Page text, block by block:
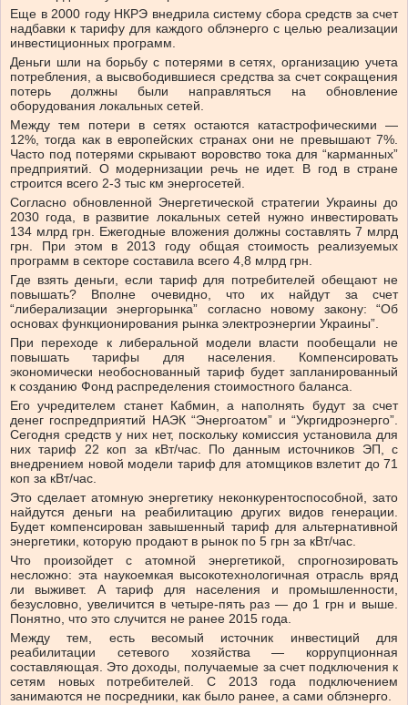
Еще в 2000 году НКРЭ внедрила систему сбора средств за счет
надбавки к тарифу для каждого облэнерго с целью реализации
инвестиционных программ.
Деньги шли на борьбу с потерями в сетях, организацию учета
потребления, а высвободившиеся средства за счет сокращения
потерь должны были направляться на обновление
оборудования локальных сетей.
Между тем потери в сетях остаются катастрофическими —
12%, тогда как в европейских странах они не превышают 7%.
Часто под потерями скрывают воровство тока для “карманных”
предприятий. О модернизации речь не идет. В год в стране
строится всего 2-3 тыс км энергосетей.
Согласно обновленной Энергетической стратегии Украины до
2030 года, в развитие локальных сетей нужно инвестировать
134 млрд грн. Ежегодные вложения должны составлять 7 млрд
грн. При этом в 2013 году общая стоимость реализуемых
программ в секторе составила всего 4,8 млрд грн.
Где взять деньги, если тариф для потребителей обещают не
повышать? Вполне очевидно, что их найдут за счет
“либерализации энергорынка” согласно новому закону: “Об
основах функционирования рынка электроэнергии Украины”.
При переходе к либеральной модели власти пообещали не
повышать тарифы для населения. Компенсировать
экономически необоснованный тариф будет запланированный
к созданию Фонд распределения стоимостного баланса.
Его учредителем станет Кабмин, а наполнять будут за счет
денег госпредприятий НАЭК “Энергоатом” и “Укргидроэнерго”.
Сегодня средств у них нет, поскольку комиссия установила для
них тариф 22 коп за кВт/час. По данным источников ЭП, с
внедрением новой модели тариф для атомщиков взлетит до 71
коп за кВт/час.
Это сделает атомную энергетику неконкурентоспособной, зато
найдутся деньги на реабилитацию других видов генерации.
Будет компенсирован завышенный тариф для альтернативной
энергетики, которую продают в рынок по 5 грн за кВт/час.
Что произойдет с атомной энергетикой, спрогнозировать
несложно: эта наукоемкая высокотехнологичная отрасль вряд
ли выживет. А тариф для населения и промышленности,
безусловно, увеличится в четыре-пять раз — до 1 грн и выше.
Понятно, что это случится не ранее 2015 года.
Между тем, есть весомый источник инвестиций для
реабилитации сетевого хозяйства — коррупционная
составляющая. Это доходы, получаемые за счет подключения к
сетям новых потребителей. С 2013 года подключением
занимаются не посредники, как было ранее, а сами облэнерго.